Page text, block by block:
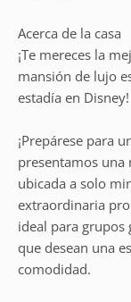
Acerca de la casa
¡Te mereces la
mansión de lujo
estadía en Disney!
¡Prepárese para
presentamos
ubicada a solo
extraordinaria
ideal para grupos
que desean una
comodidad.